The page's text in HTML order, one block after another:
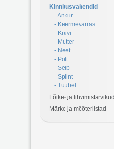
Kinnitusvahendid
- Ankur
- Keermevarras
- Kruvi
- Mutter
- Neet
- Polt
- Seib
- Splint
- Tüübel
Lõike- ja lihvimistarvikud
Märke ja mõõteriistad